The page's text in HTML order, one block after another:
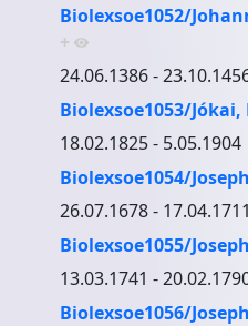
Biolexsoe1052/
+
24.06.1386 -
Biolexsoe1053/Jókai,
18.02.1825 - 5.05.1904
Biolexsoe1054/
26.07.1678 - 17.04.1711
Biolexsoe1055/
13.03.1741 -
Biolexsoe1056/